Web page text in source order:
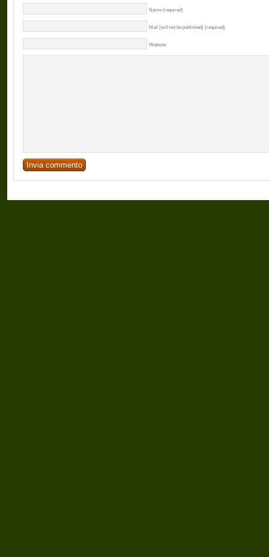
Name (required)
Mail (will not be published) (required)
Website